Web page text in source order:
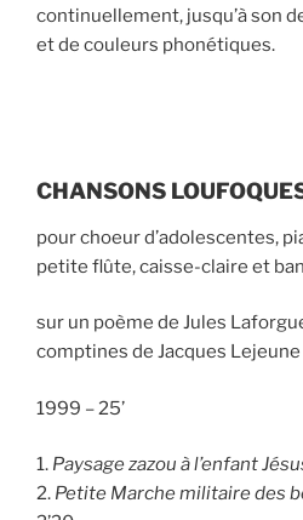
continuellement, jusqu’à son
et de couleurs phonétiques.
CHANSONS
pour choeur d’adolescentes,
petite flûte, caisse-claire et
sur un poème de Jules
comptines de Jacques Lejeune
1999 – 25’
1. Paysage zazou à l’enfant
2. Petite Marche militaire des